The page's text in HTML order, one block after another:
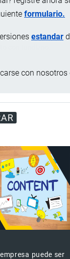
formulario.
estandar
con nosotros
con tundizno.
puede ser